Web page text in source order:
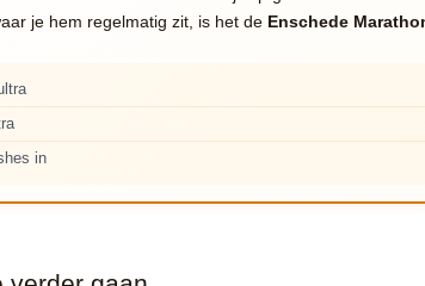
je hem regelmatig zit, is het de Enschede
in